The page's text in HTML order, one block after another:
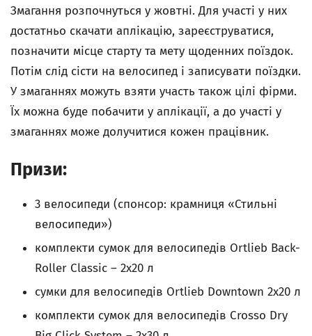
Змагання розпочнуться у жовтні. Для участі у них
достатньо скачати аплікацію, зареєструватися,
позначити місце старту та мету щоденних поїздок.
Потім слід сісти на велосипед і записувати поїздки.
У змаганнях можуть взяти участь також цілі фірми.
Їх можна буде побачити у аплікації, а до участі у
змаганнях може долучитися кожен працівник.
Призи:
3 велосипеди (спонсор: крамниця «Стильні
велосипеди»)
комплекти сумок для велосипедів Ortlieb Back-
Roller Classic – 2x20 л
сумки для велосипедів Ortlieb Downtown 2х20 л
комплекти сумок для велосипедів Crosso Dry